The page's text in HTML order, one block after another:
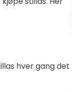
hver gang det